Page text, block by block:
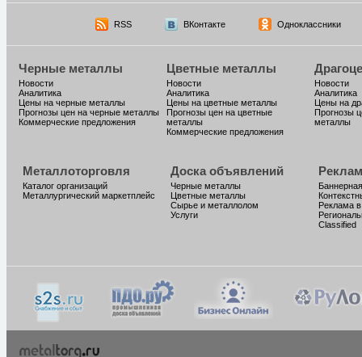
RSS ВКонтакте Одноклассники
Черные металлы
Новости
Аналитика
Цены на черные металлы
Прогнозы цен на черные металлы
Коммерческие предложения
Цветные металлы
Новости
Аналитика
Цены на цветные металлы
Прогнозы цен на цветные
металлы
Коммерческие предложения
Новости
Аналитика
Цены на
Прогнозы
металлы
Металлоторговля
Каталог организаций
Металлургический маркетплейс
Доска объявлений
Черные металлы
Цветные металлы
Сырье и металлолом
Услуги
Реклама
Classified